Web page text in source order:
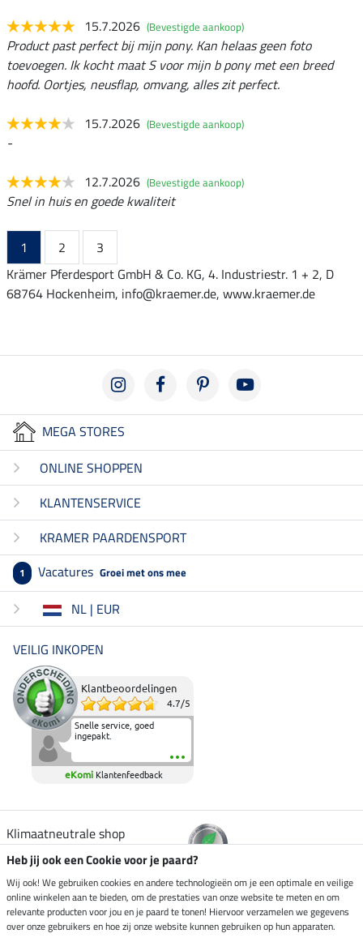
15.7.2026 (Bevestigde aankoop)
Product past perfect bij mijn pony. Kan helaas geen foto
toevoegen. Ik kocht maat S voor mijn b pony met een breed
hoofd. Oortjes, neusflap, omvang, alles zit perfect.
15.7.2026 (Bevestigde aankoop)
-
12.7.2026 (Bevestigde aankoop)
Snel in huis en goede kwaliteit
1 2
3
Krämer Pferdesport GmbH & Co. KG, 4. Industriestr. 1 + 2, D
68764 Hockenheim, info@kraemer.de, www.kraemer.de
MEGA STORES
ONLINE SHOPPEN
KLANTENSERVICE
KRAMER PAARDENSPORT
1 Vacatures Groei met ons mee
NL | EUR
VEILIG INKOPEN
Klantbeoordelingen
4.7/5
Snelle service, goed
ingepakt.
eKomi Klantenfeedback
Klimaatneutrale shop
Verzending per
Heb jij ook een Cookie voor je paard?
Wij ook! We gebruiken cookies en andere technologieën om je een optimale en veilige
online winkelen aan te bieden, om de prestaties van onze website te meten en om
relevante producten voor jou en je paard te tonen! Hiervoor verzamelen we gegevens
over onze gebruikers en hoe zij onze website kunnen gebruiken op hun apparaten.